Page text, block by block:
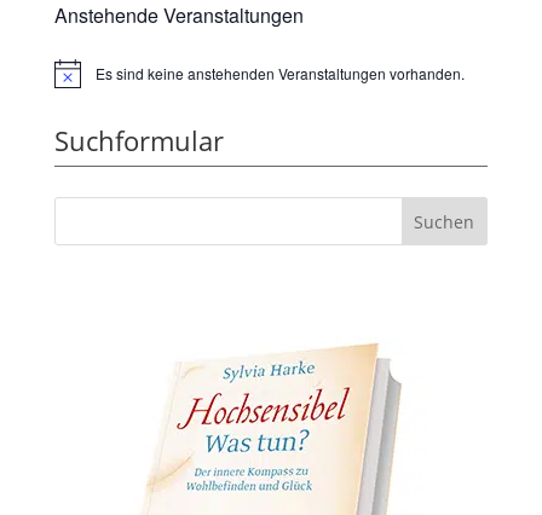
Anstehende Veranstaltungen
HinweisEs sind keine anstehenden Veranstaltungen vorhanden.
Suchformular